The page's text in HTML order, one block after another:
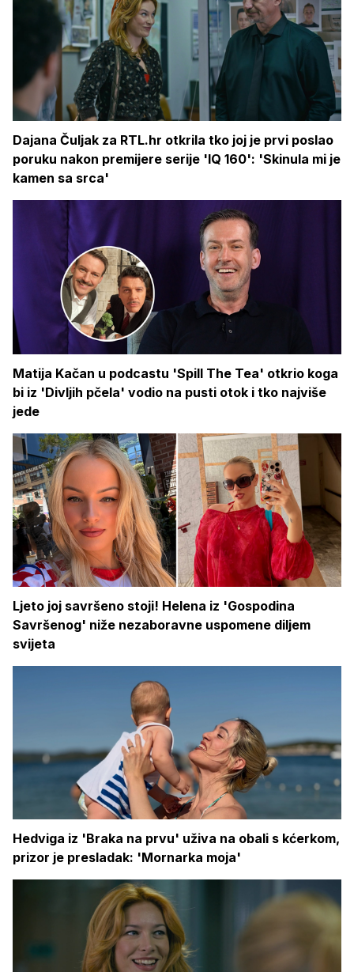
Dajana Čuljak za RTL.hr otkrila tko joj je prvi poslao
poruku nakon premijere serije 'IQ 160': 'Skinula mi je
kamen sa srca'
Matija Kačan u podcastu 'Spill The Tea' otkrio koga
bi iz 'Divljih pčela' vodio na pusti otok i tko najviše
jede
Ljeto joj savršeno stoji! Helena iz 'Gospodina
Savršenog' niže nezaboravne uspomene diljem
svijeta
Hedviga iz 'Braka na prvu' uživa na obali s kćerkom,
prizor je presladak: 'Mornarka moja'